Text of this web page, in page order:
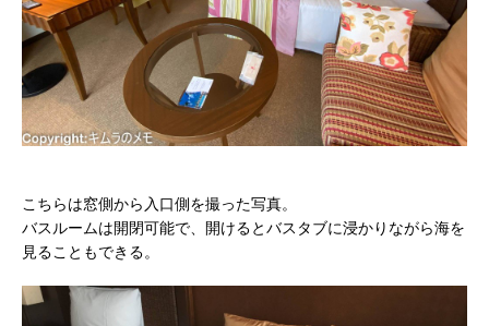
こちらは窓側から入口側を撮った写真。
バスルームは開閉可能で、開けるとバスタブに浸かりながら海を
見ることもできる。